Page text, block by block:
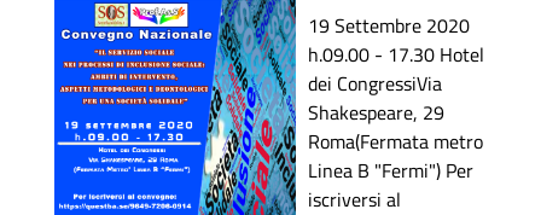
19 Settembre 2020
h.09.00 - 17.30 Hotel
dei CongressiVia
Shakespeare, 29
Roma(Fermata metro
Linea B "Fermi") Per
iscriversi al